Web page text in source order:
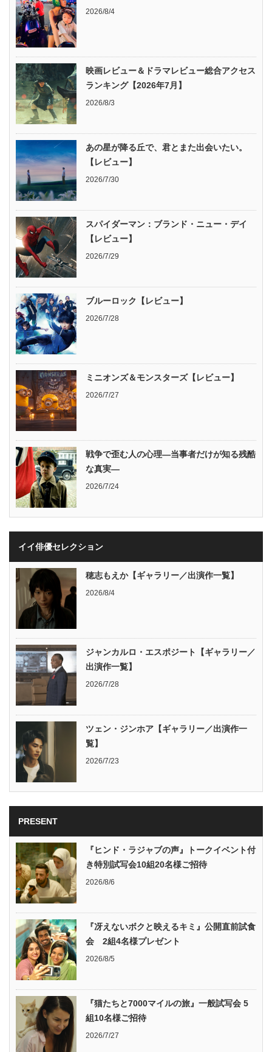
2026/8/4
映画レビュー＆ドラマレビュー総合アクセス
ランキング【2026年7月】
2026/8/3
あの星が降る丘で、君とまた出会いたい。
【レビュー】
2026/7/30
スパイダーマン：ブランド・ニュー・デイ
【レビュー】
2026/7/29
ブルーロック【レビュー】
2026/7/28
ミニオンズ＆モンスターズ【レビュー】
2026/7/27
戦争で歪む人の心理―当事者だけが知る残酷
な真実―
2026/7/24
イイ俳優セレクション
穂志もえか【ギャラリー／出演作一覧】
2026/8/4
ジャンカルロ・エスポジート【ギャラリー／
出演作一覧】
2026/7/28
ツェン・ジンホア【ギャラリー／出演作一
覧】
2026/7/23
PRESENT
『ヒンド・ラジャブの声』トークイベント付
き特別試写会10組20名様ご招待
2026/8/6
『冴えないボクと映えるキミ』公開直前試食
会 2組4名様プレゼント
2026/8/5
『猫たちと7000マイルの旅』一般試写会 5
組10名様ご招待
2026/7/27